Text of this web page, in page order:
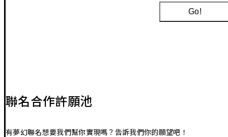
Go!
聯名合作許願池
有夢幻聯名想要我們幫你實現嗎？告訴我們你的願望吧！